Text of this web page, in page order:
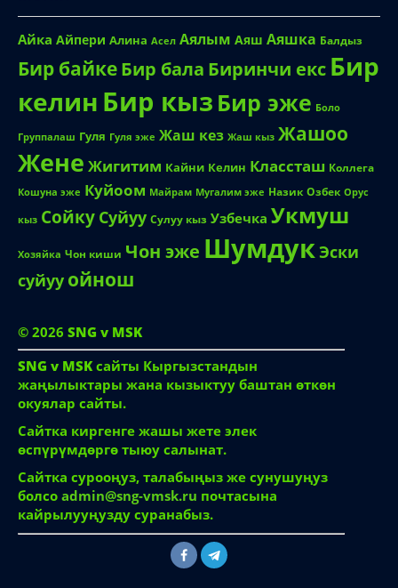
Айка Айпери Алина Асел Аялым Аяш Аяшка Балдыз
Бир байкеБир балаБиринчи ексБир
келинБир кызБир эже Боло
Группалаш Гуля Гуля эже Жаш кез Жаш кыз Жашоо
Жене Жигитим Кайни Келин Классташ Коллега
Кошуна эже Куйоом Майрам Мугалим эже Назик Озбек Орус
кыз СойкуСуйуу Сулуу кыз Узбечка Укмуш
Хозяйка Чон киши Чон эже
© 2026SNG v MSK
SNG v MSK
сайты Кыргызстандын
жаңылыктары жана кызыктуу баштан өткөн
окуялар сайты.
Сайтка киргенге жашы жете элек
өспүрүмдөргө тыюу салынат.
Сайтка сурооңуз, талабыңыз же сунушуңуз
болсо
admin@sng-vmsk.ru
кайрылууңузду суранабыз.